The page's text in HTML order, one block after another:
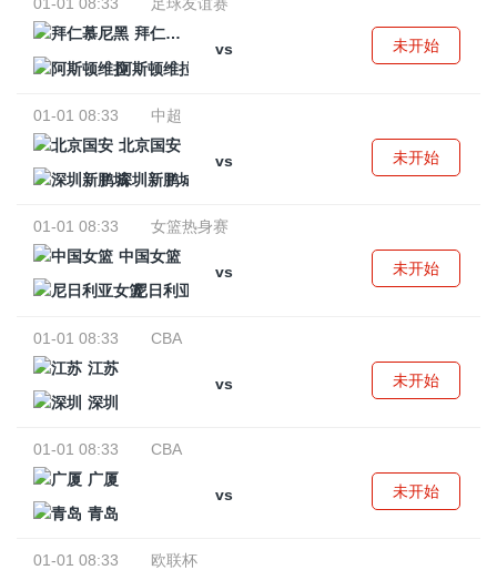
01-01 08:33
足球友谊赛
拜仁慕尼黑
vs
阿斯顿维拉
未开始
01-01 08:33
中超
北京国安
vs
深圳新鹏城
未开始
01-01 08:33
女篮热身赛
中国女篮
vs
尼日利亚女篮
未开始
01-01 08:33
CBA
江苏
vs
深圳
未开始
01-01 08:33
CBA
广厦
vs
青岛
未开始
01-01 08:33
欧联杯